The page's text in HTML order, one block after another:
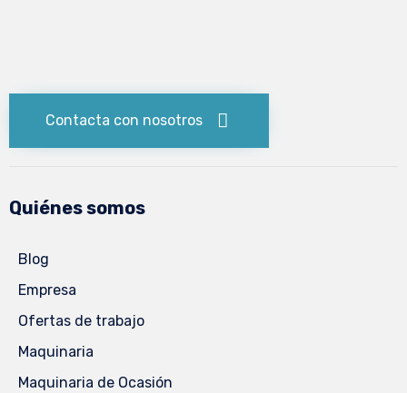
Contacta con nosotros
Quiénes somos
Blog
Empresa
Ofertas de trabajo
Maquinaria
Maquinaria de Ocasión